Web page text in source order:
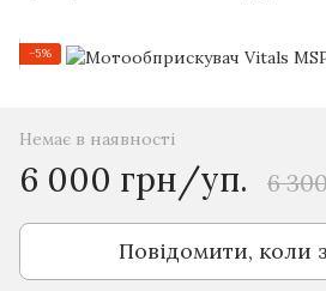
−5%
Немає в наявності
6 000 грн/уп. 6
Повідомити, коли